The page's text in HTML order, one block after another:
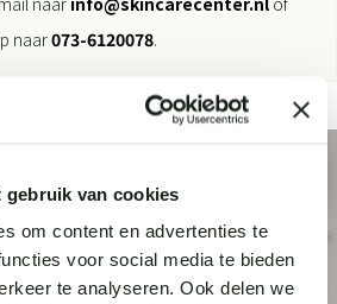
gebruik van cookies
om content en advertenties te
voor social media te bieden
te analyseren. Ook delen we
naar073-6120078.